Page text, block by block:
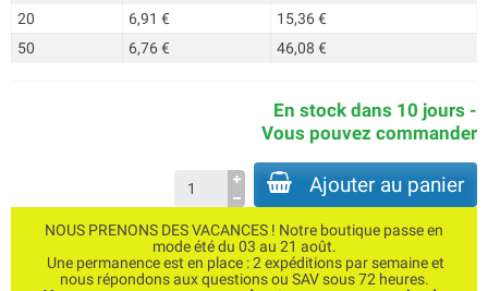
20
6,91 €
15,36 €
50
6,76 € 46,08 €
En stock dans 10 jours -
Vous pouvez commander
Ajouter au panier
NOUS PRENONS DES VACANCES ! Notre boutique passe en
mode été du 03 au 21 août.
Une permanence est en place : 2 expéditions par semaine et
nous répondons aux questions ou SAV sous 72 heures.